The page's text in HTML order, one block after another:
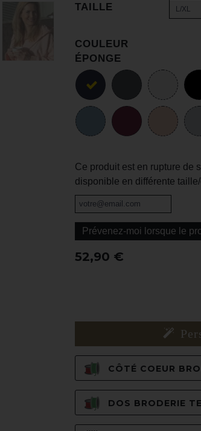
CÔTÉ COEUR
DOS BRODERIE
52,90 €
TAILLE L/XL
COULEUR
ÉPONGE
Ce produit est en rupture de
disponible en différente
Prévenez-moi lorsque le